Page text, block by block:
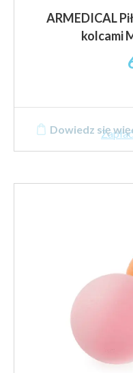
ARMEDICAL
kolcami
Dowiedz się